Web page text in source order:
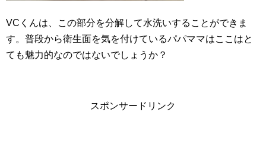
VCくんは、この部分を分解して水洗いすることができま
す。普段から衛生面を気を付けているパパママはここはと
ても魅力的なのではないでしょうか？
スポンサードリンク